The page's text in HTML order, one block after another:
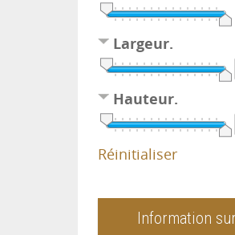
Largeur.
Hauteur.
Réinitialiser
Information